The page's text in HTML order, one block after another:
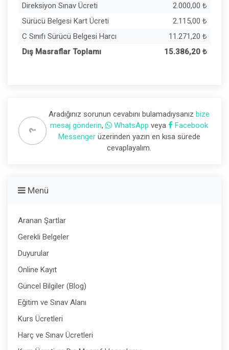
Direksiyon Sınav Ücreti 2.000,00 ₺
Sürücü Belgesi Kart Ücreti 2.115,00 ₺
C Sınıfı Sürücü Belgesi Harcı 11.271,20 ₺
Dış Masraflar Toplamı 15.386,20 ₺
Aradığınız sorunun cevabını bulamadıysanız bize
mesaj gönderin, WhatsApp veya
Facebook
Messengerüzerinden yazın en kısa sürede
cevaplayalım.
Menü
Aranan Şartlar
Gerekli Belgeler
Duyurular
Online Kayıt
Güncel Bilgiler (Blog)
Eğitim ve Sınav Alanı
Kurs Ücretleri
Harç ve Sınav Ücretleri